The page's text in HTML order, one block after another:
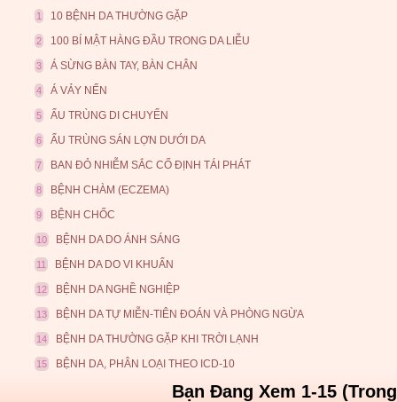
1 10 BỆNH DA THƯỜNG GẶP
2 100 BÍ MẬT HÀNG ĐẦU TRONG DA LIỄU
3 Á SỪNG BÀN TAY, BÀN CHÂN
4 Á VẢY NẾN
5 ẤU TRÙNG DI CHUYỂN
6 ẤU TRÙNG SÁN LỢN DƯỚI DA
7 BAN ĐỎ NHIỄM SẮC CỐ ĐỊNH TÁI PHÁT
8 BỆNH CHÀM (ECZEMA)
9 BỆNH CHỐC
10 BỆNH DA DO ÁNH SÁNG
11 BỆNH DA DO VI KHUẨN
12 BỆNH DA NGHỀ NGHIỆP
13 BỆNH DA TỰ MIỄN-TIÊN ĐOÁN VÀ PHÒNG NGỪA
14 BỆNH DA THƯỜNG GẶP KHI TRỜI LẠNH
15 BỆNH DA, PHÂN LOẠI THEO ICD-10
Bạn Đang Xem 1-15